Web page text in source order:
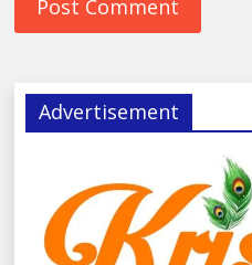
Advertisement